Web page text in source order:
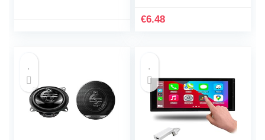
Converter Controller
€6.48